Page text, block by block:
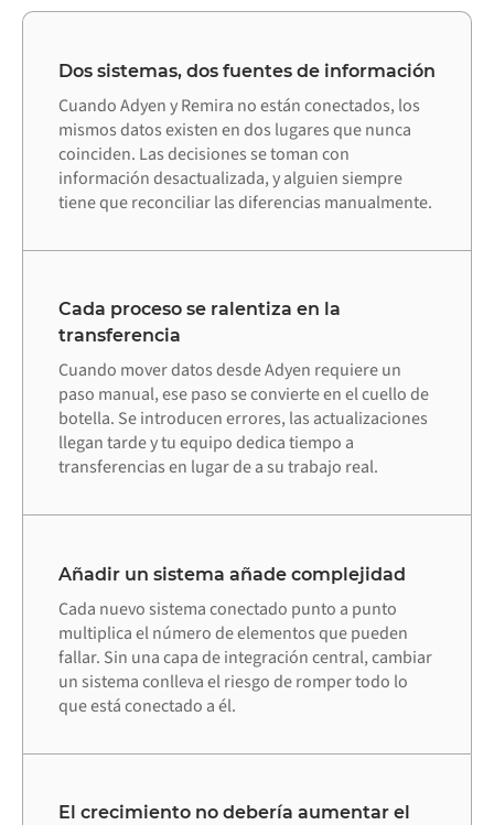
Dos sistemas, dos fuentes de información
Cuando Adyen y Remira no están conectados, los
mismos datos existen en dos lugares que nunca
coinciden. Las decisiones se toman con
información desactualizada, y alguien siempre
tiene que reconciliar las diferencias manualmente.
Cada proceso se ralentiza en la
transferencia
Cuando mover datos desde Adyen requiere un
paso manual, ese paso se convierte en el cuello de
botella. Se introducen errores, las actualizaciones
llegan tarde y tu equipo dedica tiempo a
transferencias en lugar de a su trabajo real.
Añadir un sistema añade complejidad
Cada nuevo sistema conectado punto a punto
multiplica el número de elementos que pueden
fallar. Sin una capa de integración central, cambiar
un sistema conlleva el riesgo de romper todo lo
que está conectado a él.
El crecimiento no debería aumentar el